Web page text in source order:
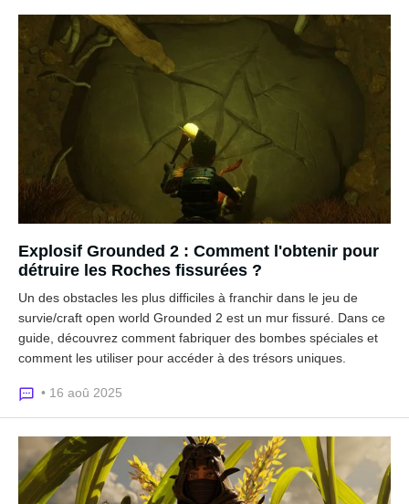
Explosif Grounded 2 : Comment l'obtenir pour
détruire les Roches fissurées ?
Un des obstacles les plus difficiles à franchir dans le jeu de
survie/craft open world Grounded 2 est un mur fissuré. Dans ce
guide, découvrez comment fabriquer des bombes spéciales et
comment les utiliser pour accéder à des trésors uniques.
• 16 aoû 2025